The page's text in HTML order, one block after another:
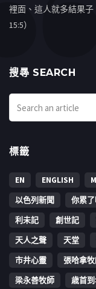
裡面、這人就多結果
15:5）
搜㝷 SEARCH
標籤
EN ENGLISH
以色列新聞
你累
利未記
創世記
天人之聲
天堂
市井心靈
張哈拿
梁永善牧師
歳首